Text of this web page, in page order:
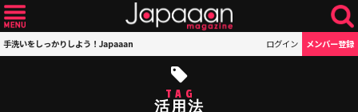
手洗いをしっかりしよう！Japaaan ログイン メンバー登録
TAG
活用法